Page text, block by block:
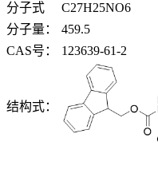
分子式
C27H25NO6
分子量：
459.5
CAS号： 123639-61-2
结构式：